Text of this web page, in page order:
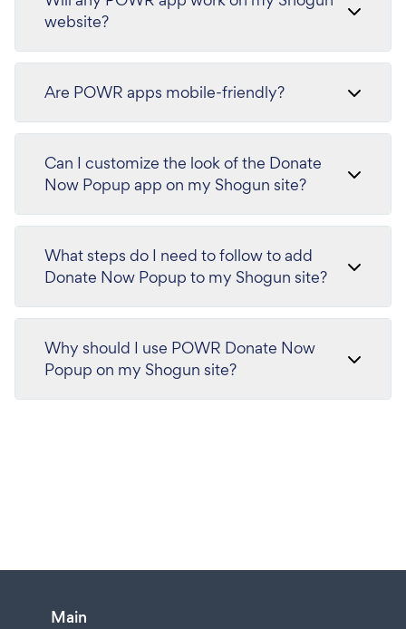
website?
Are POWR apps mobile-friendly?
Can I customize the look of the Donate
Now Popup app on my Shogun site?
What steps do I need to follow to add
Donate Now Popup to my Shogun site?
Why should I use POWR Donate Now
Popup on my Shogun site?
Main